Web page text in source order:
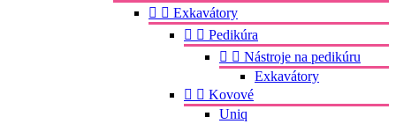
  Exkavátory
  Pedikúra
  Nástroje na pedikúru
Exkavátory
  Kovové
Uniq